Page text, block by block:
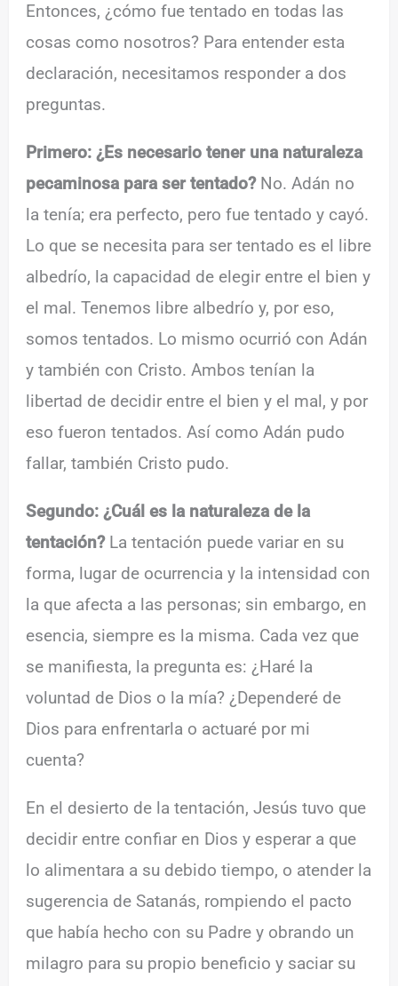
Entonces, ¿cómo fue tentado en todas las
cosas como nosotros? Para entender esta
declaración, necesitamos responder a dos
preguntas.
Primero: ¿Es necesario tener una naturaleza
pecaminosa para ser tentado?No. Adán no
la tenía; era perfecto, pero fue tentado y cayó.
Lo que se necesita para ser tentado es el libre
albedrío, la capacidad de elegir entre el bien y
el mal. Tenemos libre albedrío y, por eso,
somos tentados. Lo mismo ocurrió con Adán
y también con Cristo. Ambos tenían la
libertad de decidir entre el bien y el mal, y por
eso fueron tentados. Así como Adán pudo
fallar, también Cristo pudo.
Segundo: ¿Cuál es la naturaleza de la
tentación? La tentación puede variar en su
forma, lugar de ocurrencia y la intensidad con
la que afecta a las personas; sin embargo, en
esencia, siempre es la misma. Cada vez que
se manifiesta, la pregunta es: ¿Haré la
voluntad de Dios o la mía? ¿Dependeré de
Dios para enfrentarla o actuaré por mi
cuenta?
En el desierto de la tentación, Jesús tuvo que
decidir entre confiar en Dios y esperar a que
lo alimentara a su debido tiempo, o atender la
sugerencia de Satanás, rompiendo el pacto
que había hecho con su Padre y obrando un
milagro para su propio beneficio y saciar su